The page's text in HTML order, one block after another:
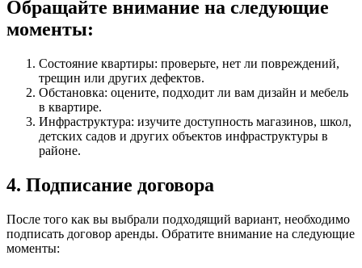
Обращайте внимание на следующие
моменты:
Состояние квартиры: проверьте, нет ли повреждений,
трещин или других дефектов.
Обстановка: оцените, подходит ли вам дизайн и мебель
в квартире.
Инфраструктура: изучите доступность магазинов, школ,
детских садов и других объектов инфраструктуры в
районе.
4. Подписание договора
После того как вы выбрали подходящий вариант, необходимо
подписать договор аренды. Обратите внимание на следующие
моменты: